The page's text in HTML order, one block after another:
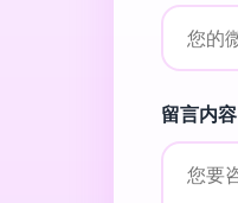
留言内容